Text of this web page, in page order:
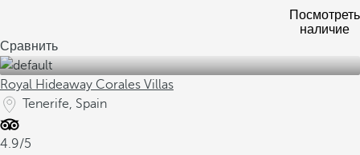
Посмотреть
наличие
Сравнить
Royal Hideaway Corales Villas
Tenerife, Spain
4.9/5